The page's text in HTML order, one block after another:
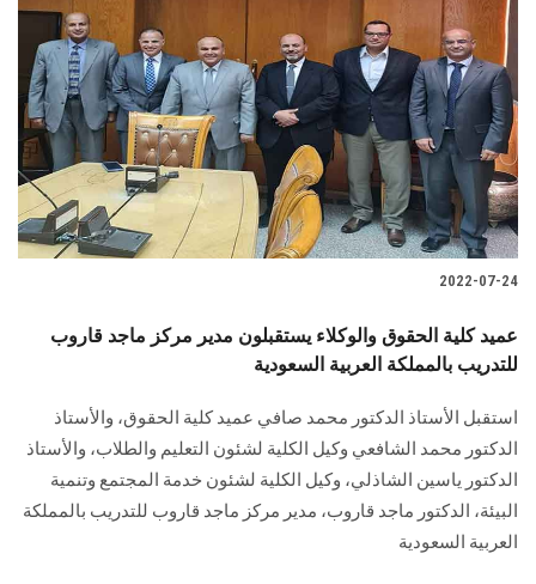
2022-07-24
عميد كلية الحقوق والوكلاء يستقبلون مدير مركز ماجد قاروب
للتدريب بالمملكة العربية السعودية
استقبل الأستاذ الدكتور محمد صافي عميد كلية الحقوق، والأستاذ
الدكتور محمد الشافعي وكيل الكلية لشئون التعليم والطلاب، والأستاذ
الدكتور ياسين الشاذلي، وكيل الكلية لشئون خدمة المجتمع وتنمية
البيئة، الدكتور ماجد قاروب، مدير مركز ماجد قاروب للتدريب بالمملكة
العربية السعودية